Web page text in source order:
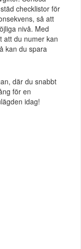
checklistor för
så att
nivå. Med
att du numer kan
kan du spara
där du snabbt
för en
idag!